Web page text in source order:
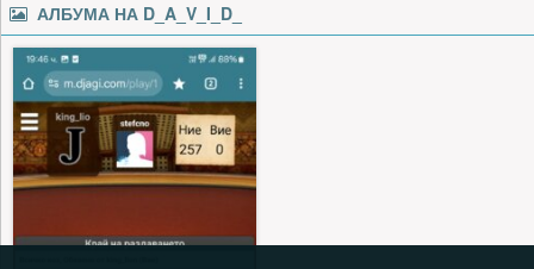
АЛБУМА НА D_A_V_I_D_